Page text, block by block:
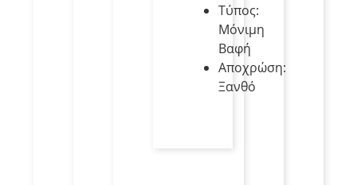
Τύπος:
Μόνιμη
Βαφή
Αποχρώση:
Ξανθό